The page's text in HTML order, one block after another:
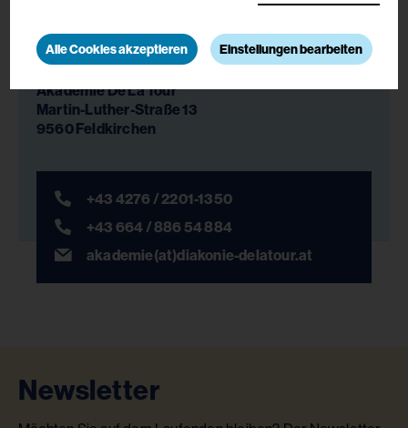
Anmeldung & Auskünfte
Akademie De La Tour
Martin-Luther-Straße 13
9560 Feldkirchen
+43 4276 / 2201-1350
+43 664 / 886 54 884
akademie(at)diakonie-delatour.at
Newsletter
Alle Cookies akzeptieren Einstellungen bearbeiten